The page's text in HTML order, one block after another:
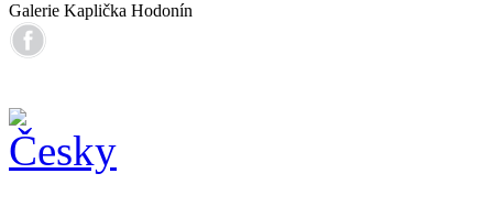
Galerie Kaplička Hodonín